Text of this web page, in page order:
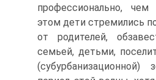
профессионально,
этом дети стремились
от родителей,
семьей, детьми,